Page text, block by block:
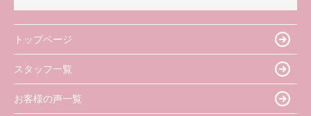
トップページ
スタッフ一覧
お客様の声一覧